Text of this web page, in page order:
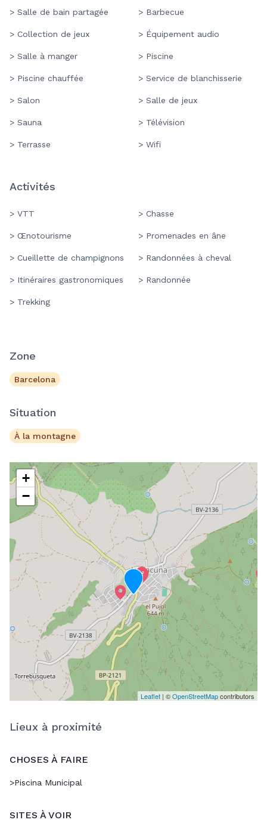
> Salle de bain partagée > Barbecue
> Collection de jeux > Équipement audio
> Salle à manger > Piscine
> Piscine chauffée > Service de blanchisserie
> Salon > Salle de jeux
> Sauna > Télévision
> Terrasse > Wifi
Activités
> VTT > Chasse
> Œnotourisme > Promenades en âne
> Cueillette de champignons > Randonnées à cheval
> Itinéraires gastronomiques > Randonnée
> Trekking
Zone
Barcelona
Situation
À la montagne
+
−
Leaflet | ©OpenStreetMapcontributors
Lieux à proximité
CHOSES À FAIRE
>Piscina Municipal
SITES À VOIR